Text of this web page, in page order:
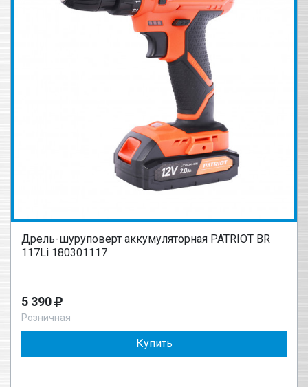
Дрель-шуруповерт аккумуляторная PATRIOT BR
117Li 180301117
5 390
Розничная
Купить